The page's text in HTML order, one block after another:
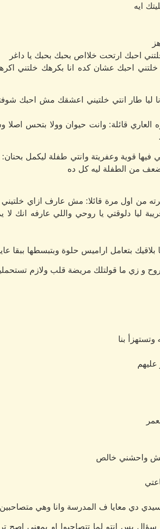
ايه
احبك ارتحت خلااص بحبك بحبك يا داغر
خلتني احبك عشان كده انا بكرهك خلتني
انا ليا طار انتي خلتيني اعشقك مش احبك
العاري قائلة: وانت حيوان وولا بتحس
قوية وعفريتة وانتي طفلة ليكمل بحنان:
من الطفلة ليه كل ده
من اول مرة قائلا: مش عارف ازاي
ليا دلوقتي يا روحي واللي عارفه انك
بتعامل اراميس حلوة وبتبسطها ببقا
روح و زي ما قولتلك مريضة قلب ولازم
بنا
واحشني خالص
دي معايا ف المدرسة وانا وهي
بس انتو لما تتصاحبوا او بمعني اصح